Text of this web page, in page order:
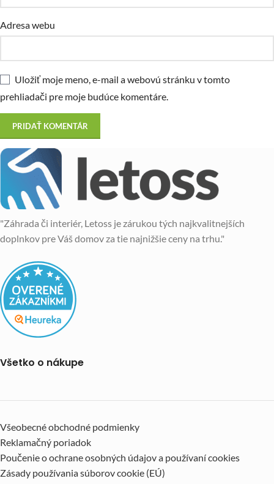
Adresa webu
Uložiť moje meno, e-mail a webovú stránku v tomto
prehliadači pre moje budúce komentáre.
"Záhrada či interiér, Letoss je zárukou tých najkvalitnejších
doplnkov pre Váš domov za tie najnižšie ceny na trhu."
Všetko o nákupe
Všeobecné obchodné podmienky
Reklamačný poriadok
Poučenie o ochrane osobných údajov a používaní cookies
Zásady používania súborov cookie (EÚ)